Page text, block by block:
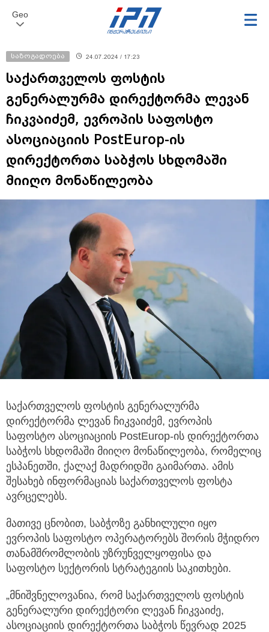
Geo
საზოგადოება 24.07.2024 / 17:23
საქართველოს ფოსტის
გენერალურმა დირექტორმა ლევან
ჩიკვაიძემ, ევროპის საფოსტო
ასოციაციის PostEurop-ის
დირექტორთა საბჭოს სხდომაში
მიიღო მონაწილეობა
საქართველოს ფოსტის გენერალურმა
დირექტორმა ლევან ჩიკვაიძემ, ევროპის
საფოსტო ასოციაციის PostEurop-ის დირექტორთა
საბჭოს სხდომაში მიიღო მონაწილეობა, რომელიც
ესპანეთში, ქალაქ მადრიდში გაიმართა. ამის
შესახებ ინფორმაციას საქართველოს ფოსტა
ავრცელებს.
მათივე ცნობით, საბჭოზე განხილული იყო
ევროპის საფოსტო ოპერატორებს შორის მჭიდრო
თანამშრომლობის უზრუნველყოფისა და
საფოსტო სექტორის სტრატეგიის საკითხები.
„მნიშვნელოვანია, რომ საქართველოს ფოსტის
გენერალური დირექტორი ლევან ჩიკვაიძე,
ასოციაციის დირექტორთა საბჭოს წევრად 2025